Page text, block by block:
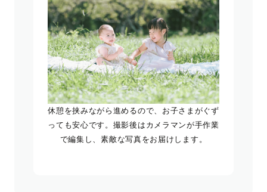
休憩を挟みながら進めるので、お子さまがぐず
っても安心です。撮影後はカメラマンが手作業
で編集し、素敵な写真をお届けします。